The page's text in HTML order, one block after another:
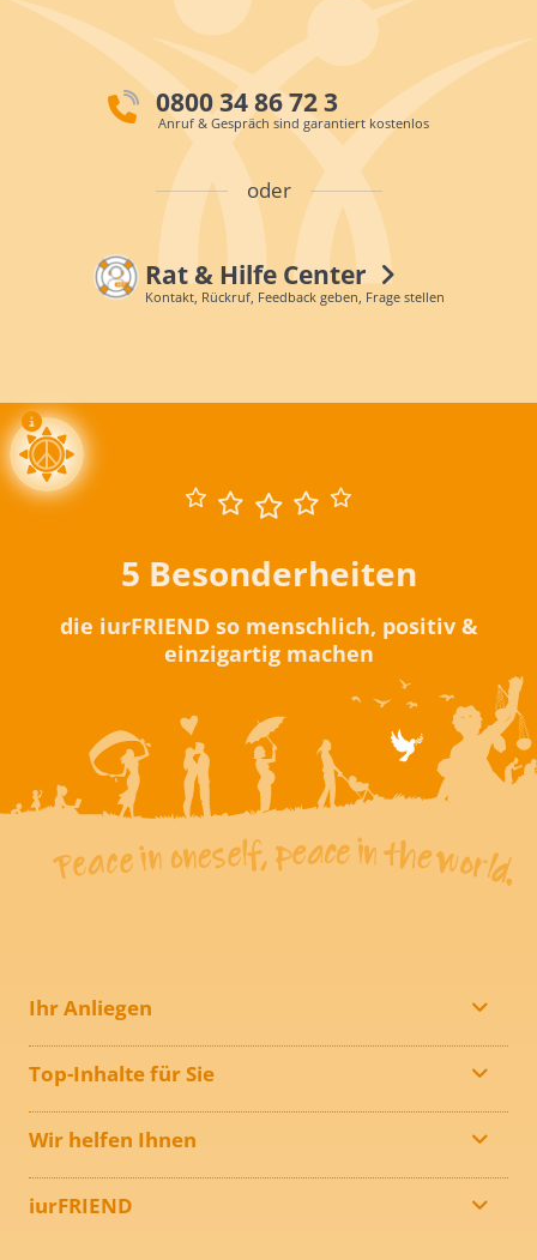
0800 34 86 72 3
Anruf & Gespräch sind garantiert kostenlos
oder
Rat & Hilfe Center
Kontakt, Rückruf, Feedback geben, Frage stellen
5 Besonderheiten
die iurFRIEND so menschlich, positiv &
einzigartig machen
Ihr Anliegen
Top-Inhalte für Sie
Wir helfen Ihnen
iurFRIEND